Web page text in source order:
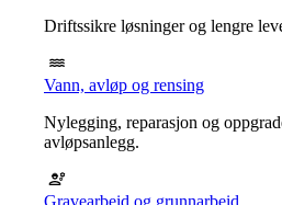
Driftssikre løsninger og lengre
Vann, avløp og rensing
Nylegging, reparasjon og
avløpsanlegg.
Gravearbeid og grunnarbeid